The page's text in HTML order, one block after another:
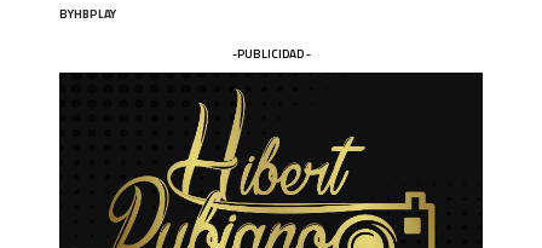
BYHBPLAY
-PUBLICIDAD -